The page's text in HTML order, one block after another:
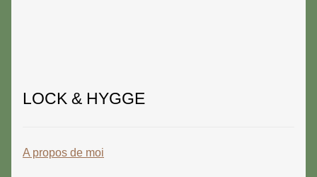
LOCK & HYGGE
A propos de moi